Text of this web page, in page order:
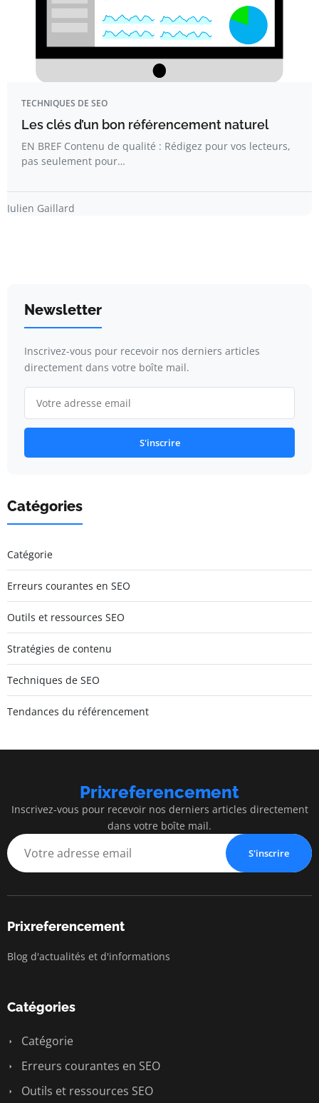
TECHNIQUES DE SEO
Les clés d’un bon référencement naturel
EN BREF Contenu de qualité : Rédigez pour vos lecteurs,
pas seulement pour…
Julien Gaillard
Newsletter
Inscrivez-vous pour recevoir nos derniers articles
directement dans votre boîte mail.
S'inscrire
Catégories
Catégorie
Erreurs courantes en SEO
Outils et ressources SEO
Stratégies de contenu
Techniques de SEO
Tendances du référencement
Prixreferencement
Inscrivez-vous pour recevoir nos derniers articles directement
dans votre boîte mail.
S'inscrire
Prixreferencement
Blog d'actualités et d'informations
Catégories
Catégorie
Erreurs courantes en SEO
Outils et ressources SEO